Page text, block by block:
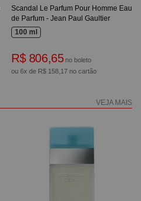
Scandal Le Parfum Pour Homme Eau
de Parfum - Jean Paul Gaultier
100 ml
R$ 806,65 no boleto
ou 6x de R$ 158,17 no cartão
VEJA MAIS